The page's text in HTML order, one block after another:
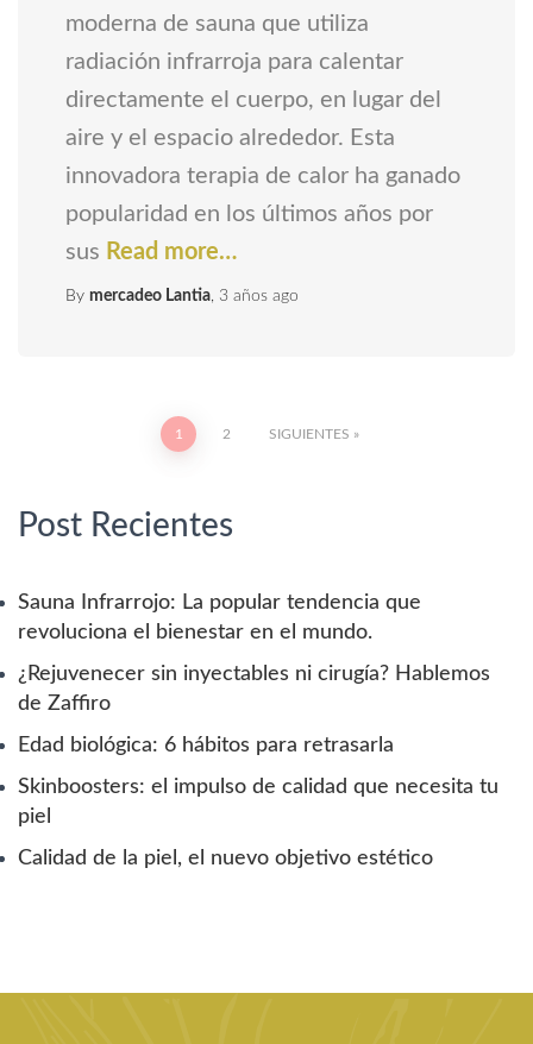
moderna de sauna que utiliza
radiación infrarroja para calentar
directamente el cuerpo, en lugar del
aire y el espacio alrededor. Esta
innovadora terapia de calor ha ganado
popularidad en los últimos años por
sus Read more…
By mercadeo Lantia, 3 años ago
Paginación1 2 SIGUIENTES
Post Recientes
Sauna Infrarrojo: La popular tendencia que
revoluciona el bienestar en el mundo.
¿Rejuvenecer sin inyectables ni cirugía? Hablemos
de Zaffiro
Edad biológica: 6 hábitos para retrasarla
Skinboosters: el impulso de calidad que necesita tu
piel
Calidad de la piel, el nuevo objetivo estético